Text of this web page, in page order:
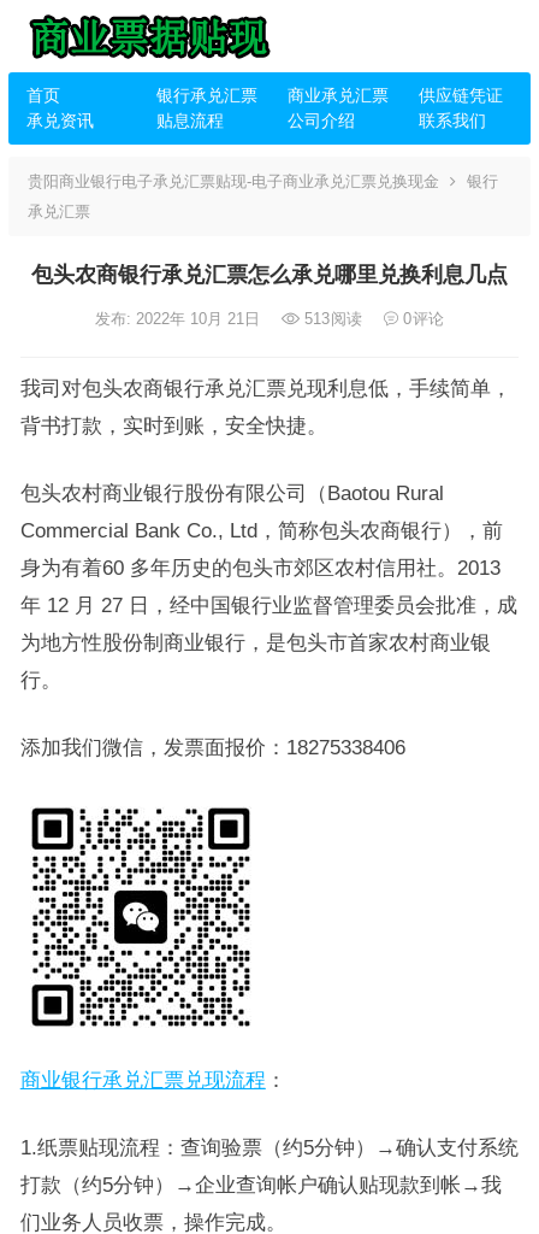
首页 银行承兑汇票 商业承兑汇票
供应链凭证
承兑资讯
贴息流程 公司介绍 联系我们
贵阳商业银行电子承兑汇票贴现-电子商业承兑汇票兑换现金
银行
承兑汇票
包头农商银行承兑汇票怎么承兑哪里兑换利息几点
发布: 2022年 10月 21日 513阅读 0评论
我司对包头农商银行承兑汇票兑现利息低，手续简单，
背书打款，实时到账，安全快捷。
包头农村商业银行股份有限公司（Baotou Rural
Commercial Bank Co., Ltd，简称包头农商银行），前
身为有着60 多年历史的包头市郊区农村信用社。2013
年 12 月 27 日，经中国银行业监督管理委员会批准，成
为地方性股份制商业银行，是包头市首家农村商业银
行。
添加我们微信，发票面报价：18275338406
商业银行承兑汇票兑现流程 ：
1.纸票贴现流程：查询验票（约5分钟）→确认支付系统
打款（约5分钟）→企业查询帐户确认贴现款到帐→我
们业务人员收票，操作完成。